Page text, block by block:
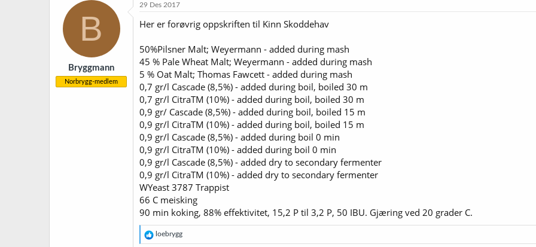
B
Bryggmann
Norbrygg-medlem
29 Des 2017
Her er forøvrig oppskriften til Kinn Skoddehav
50%Pilsner Malt; Weyermann - added during mash
45 % Pale Wheat Malt; Weyermann - added during mash
5 % Oat Malt; Thomas Fawcett - added during mash
0,7 gr/l Cascade (8,5%) - added during boil, boiled 30 m
0,7 gr/l CitraTM (10%) - added during boil, boiled 30 m
0,9 gr/ Cascade (8,5%) - added during boil, boiled 15 m
0,9 gr/l CitraTM (10%) - added during boil, boiled 15 m
0,9 gr/l Cascade (8,5%) - added during boil 0 min
0,9 gr/l CitraTM (10%) - added during boil 0 min
0,9 gr/l Cascade (8,5%) - added dry to secondary fermenter
0,9 gr/l CitraTM (10%) - added dry to secondary fermenter
WYeast 3787 Trappist
66 C meisking
90 min koking, 88% effektivitet, 15,2 P til 3,2 P, 50 IBU. Gjæring ved 20 grader C.
R
e
loebrygg